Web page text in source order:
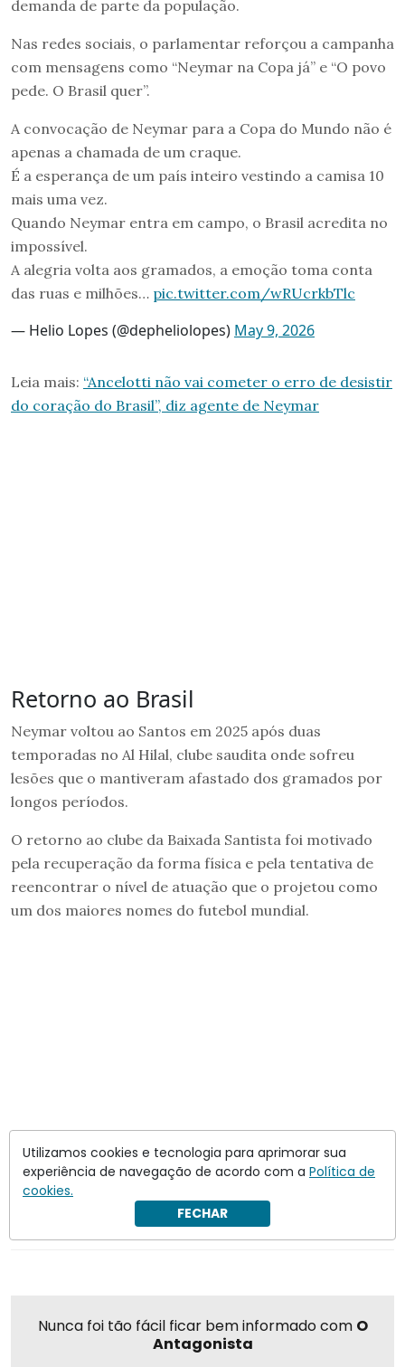
demanda de parte da população.
Nas redes sociais, o parlamentar reforçou a campanha
com mensagens como “Neymar na Copa já” e “O povo
pede. O Brasil quer”.
A convocação de Neymar para a Copa do Mundo não é
apenas a chamada de um craque.
É a esperança de um país inteiro vestindo a camisa 10
mais uma vez.
Quando Neymar entra em campo, o Brasil acredita no
impossível.
A alegria volta aos gramados, a emoção toma conta
das ruas e milhões… pic.twitter.com/wRUcrkbTlc
— Helio Lopes (@depheliolopes) May 9, 2026
Leia mais: “Ancelotti não vai cometer o erro de desistir
do coração do Brasil”, diz agente de Neymar
Retorno ao Brasil
Neymar voltou ao Santos em 2025 após duas
temporadas no Al Hilal, clube saudita onde sofreu
lesões que o mantiveram afastado dos gramados por
longos períodos.
O retorno ao clube da Baixada Santista foi motivado
pela recuperação da forma física e pela tentativa de
reencontrar o nível de atuação que o projetou como
um dos maiores nomes do futebol mundial.
Nunca foi tão fácil ficar bem informado com O
Antagonista
Utilizamos cookies e tecnologia para aprimorar sua
experiência de navegação de acordo com a Política de
cookies.
FECHAR